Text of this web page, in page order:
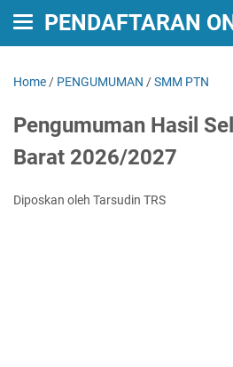
PENDAFTARAN
Home / PENGUMUMAN /SMM PTN
Pengumuman Hasil
Barat 2026/2027
Diposkan oleh Tarsudin TRS